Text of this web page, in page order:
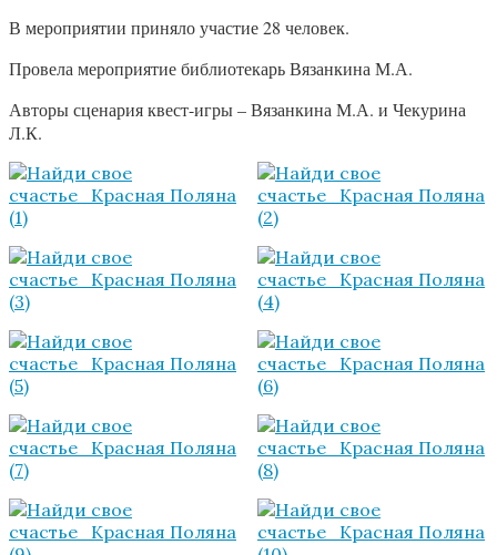
В мероприятии приняло участие 28 человек.
Провела мероприятие библиотекарь Вязанкина М.А.
Авторы сценария квест-игры – Вязанкина М.А. и Чекурина
Л.К.